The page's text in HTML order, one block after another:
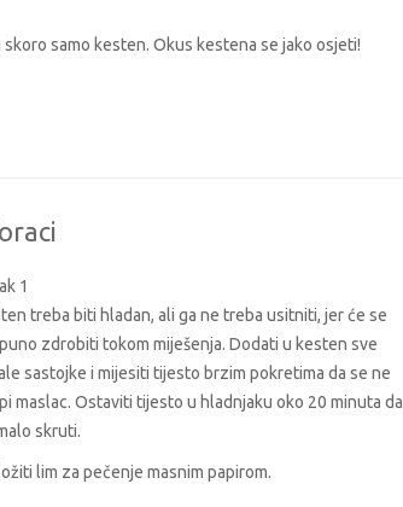
samo kesten. Okus kestena se jako osjeti!
1
treba biti hladan, ali ga ne treba usitniti, jer će se
zdrobiti tokom miješenja. Dodati u kesten sve
sastojke i mijesiti tijesto brzim pokretima da se ne
maslac. Ostaviti tijesto u hladnjaku oko 20 minuta da
skruti.
lim za pečenje masnim papirom.